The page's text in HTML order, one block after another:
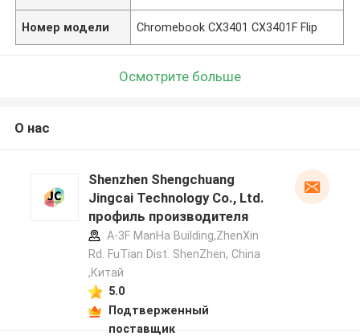
Номер модели Chromebook CX3401 CX3401F Flip
Осмотрите больше
О нас
Shenzhen Shengchuang
Jingcai Technology Co., Ltd.
профиль производителя
A-3F ManHa Building,ZhenXin
Rd. FuTian Dist. ShenZhen, China
,Китай
5.0
Подтверженный
поставщик